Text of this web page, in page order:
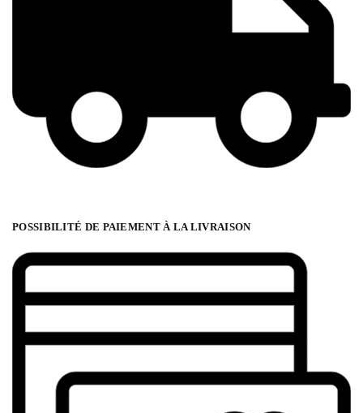
POSSIBILITÉ DE PAIEMENT À LA LIVRAISON